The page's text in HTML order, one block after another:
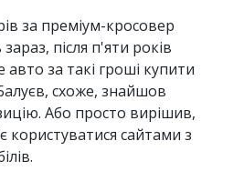
за преміум-кросовер
після п'яти років
авто за такі гроші купити
схоже, знайшов
Або просто вирішив,
користуватися сайтами з